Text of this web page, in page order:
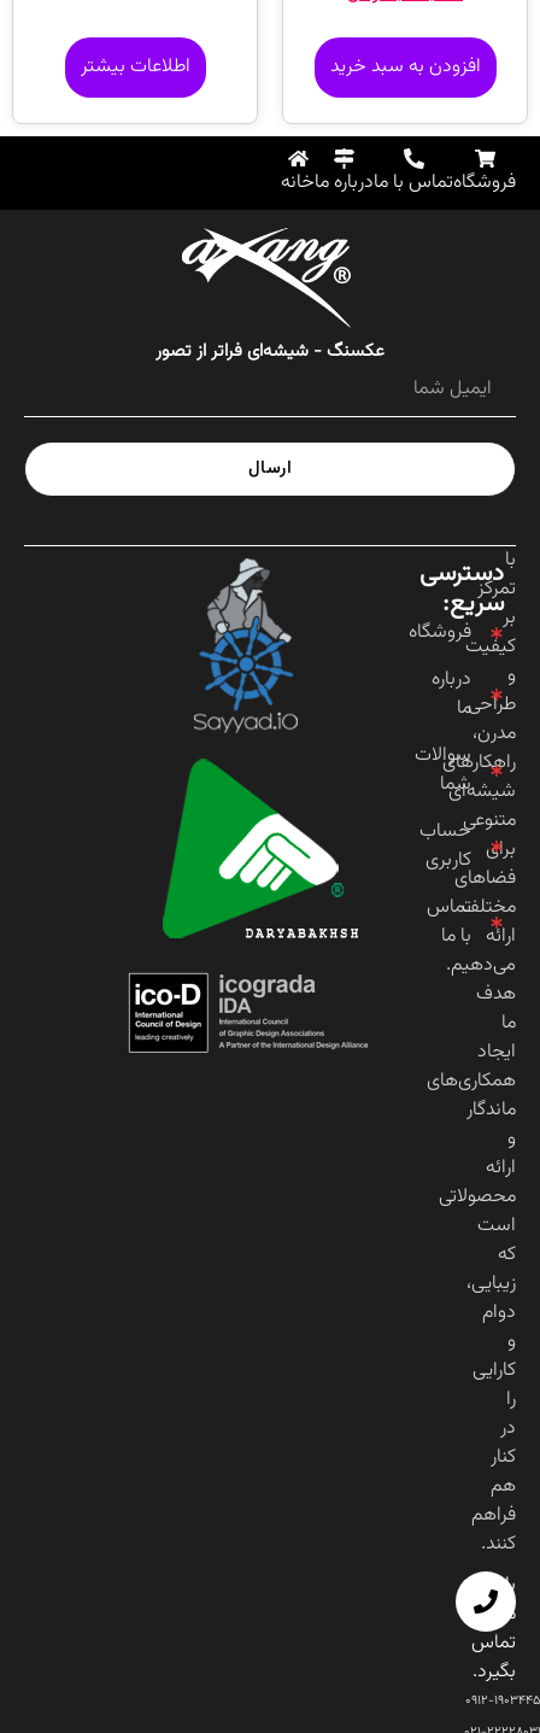
افزودن به سبد خرید اطلاعات بیشتر
فروشگاهتماس با مادرباره ماخانه
عکسنگ - شیشه‌ای فراتر از تصور
ارسال
با
تمرکز
بر
کیفیت
و
طراحی
مدرن،
راهکارهای
شیشه‌ای
متنوعی
برای
فضاهای
مختلف
ارائه
می‌دهیم.
هدف
ما
ایجاد
همکاری‌های
ماندگار
و
ارائه
محصولاتی
است
که
زیبایی،
دوام
و
کارایی
را
در
کنار
هم
فراهم
کنند.
با
ما
تماس
بگیرد.
۰۹۱۲-۱۹۰۳۴۴۵
دسترسی
سریع:
فروشگاه
درباره
ما
سوالات
شما
حساب
کاربری
تماس
با ما